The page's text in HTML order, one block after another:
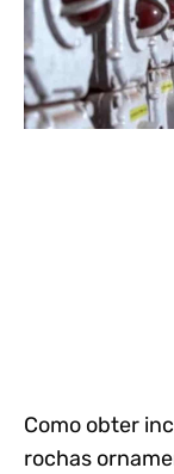
Como obter
rochas